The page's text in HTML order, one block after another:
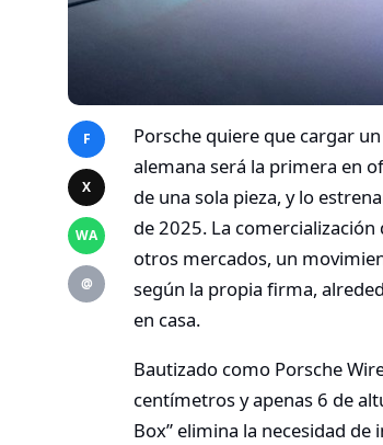
F
X
WA
@
Porsche quiere que cargar
alemana será la primera en
de una sola pieza, y lo
de 2025. La
otros mercados, un
según la propia firma,
en casa.
Bautizado como Porsche
centímetros y apenas 6 de
Box” elimina la necesidad